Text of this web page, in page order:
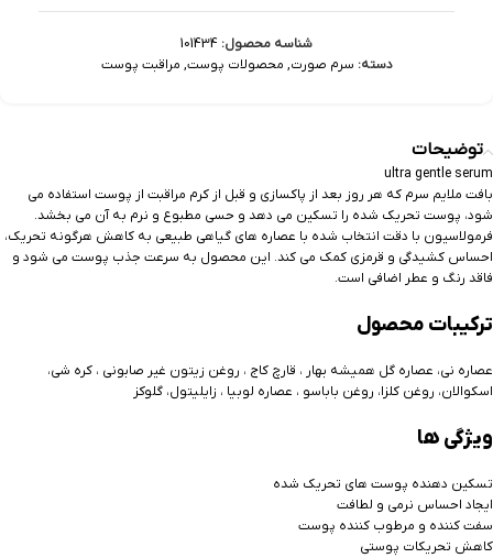
شناسه محصول: 101434
دسته: سرم صورت, محصولات پوست, مراقبت پوست
توضیحات
ultra gentle serum
بافت ملایم سرم که هر روز بعد از پاکسازی و قبل از کرم مراقبت از پوست استفاده می
شود، پوست تحریک شده را تسکین می دهد و حسی مطبوع و نرم به آن می بخشد.
فرمولاسیون با دقت انتخاب شده با عصاره های گیاهی طبیعی به کاهش هرگونه تحریک،
احساس کشیدگی و قرمزی کمک می کند. این محصول به سرعت جذب پوست می شود و
فاقد رنگ و عطر اضافی است.
ترکیبات محصول
عصاره نی، عصاره گل همیشه بهار ، قارچ کاج ، روغن زیتون غیر صابونی ، کره شی،
اسکوالان، روغن کلزا، روغن باباسو ، عصاره لوبیا ، زایلیتول، گلوکز
ویژگی ها
تسکین دهنده پوست های تحریک شده
ایجاد احساس نرمی و لطافت
سفت کننده و مرطوب کننده پوست
کاهش تحریکات پوستی